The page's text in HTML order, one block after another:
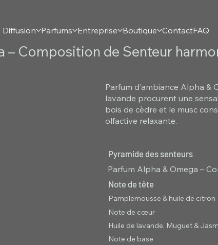
Diffusion Parfums Entreprise Boutique ContactFAQ
– Composition de Senteur
Parfum d'ambiance Alpha &
lavande procurent une
bois de cèdre et le musc
olfactive relaxante.
Pyramide des senteurs
Parfum Alpha & Omega –
Note de tête
Pamplemousse & huile de citron
Note de cœur
Huile de lavande, Muguet &
Note de base